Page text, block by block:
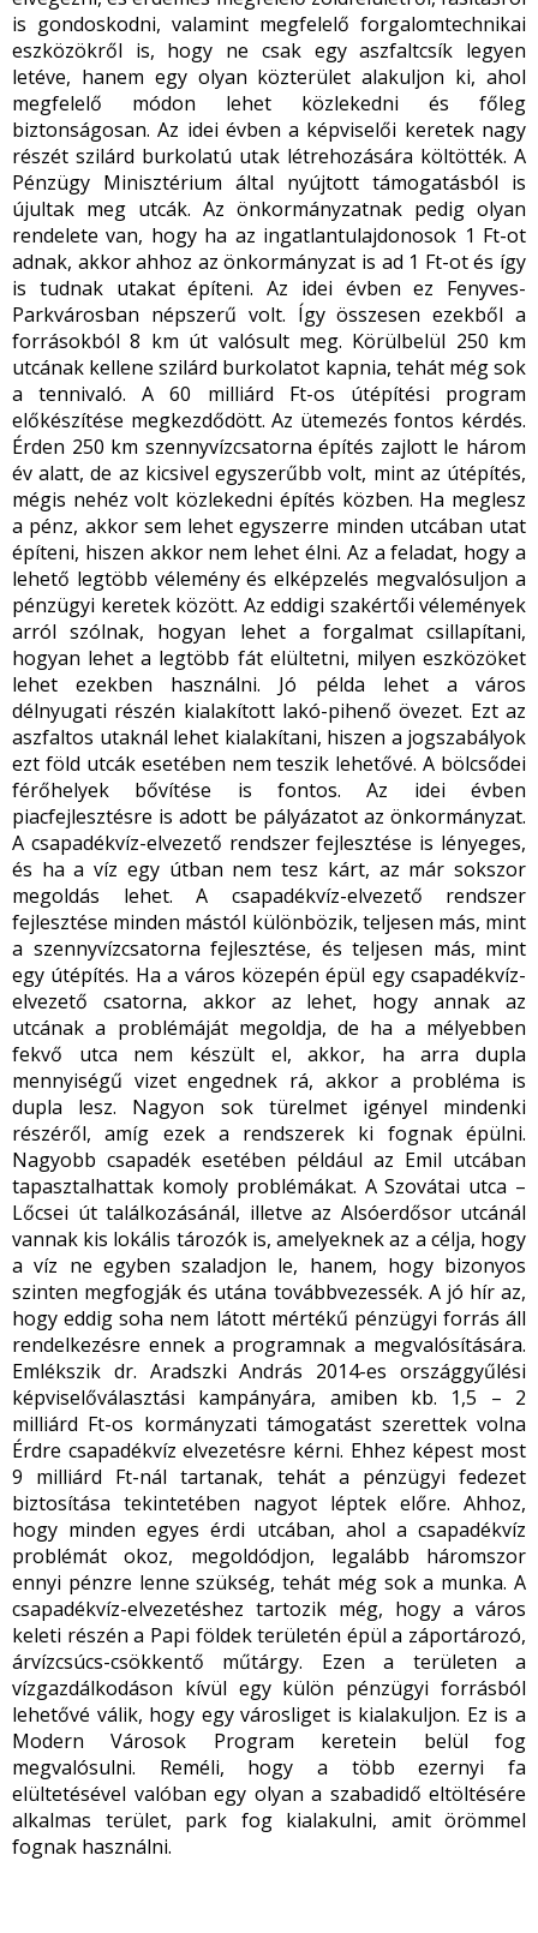
is gondoskodni, valamint megfelelő forgalomtechnikai
eszközökről is, hogy ne csak egy aszfaltcsík legyen
letéve, hanem egy olyan közterület alakuljon ki, ahol
megfelelő módon lehet közlekedni és főleg
biztonságosan. Az idei évben a képviselői keretek nagy
részét szilárd burkolatú utak létrehozására költötték. A
Pénzügy Minisztérium által nyújtott támogatásból is
újultak meg utcák. Az önkormányzatnak pedig olyan
rendelete van, hogy ha az ingatlantulajdonosok 1 Ft-ot
adnak, akkor ahhoz az önkormányzat is ad 1 Ft-ot és így
is tudnak utakat építeni. Az idei évben ez Fenyves-
Parkvárosban népszerű volt. Így összesen ezekből a
forrásokból 8 km út valósult meg. Körülbelül 250 km
utcának kellene szilárd burkolatot kapnia, tehát még sok
a tennivaló. A 60 milliárd Ft-os útépítési program
előkészítése megkezdődött. Az ütemezés fontos kérdés.
Érden 250 km szennyvízcsatorna építés zajlott le három
év alatt, de az kicsivel egyszerűbb volt, mint az útépítés,
mégis nehéz volt közlekedni építés közben. Ha meglesz
a pénz, akkor sem lehet egyszerre minden utcában utat
építeni, hiszen akkor nem lehet élni. Az a feladat, hogy a
lehető legtöbb vélemény és elképzelés megvalósuljon a
pénzügyi keretek között. Az eddigi szakértői vélemények
arról szólnak, hogyan lehet a forgalmat csillapítani,
hogyan lehet a legtöbb fát elültetni, milyen eszközöket
lehet ezekben használni. Jó példa lehet a város
délnyugati részén kialakított lakó-pihenő övezet. Ezt az
aszfaltos utaknál lehet kialakítani, hiszen a jogszabályok
ezt föld utcák esetében nem teszik lehetővé. A bölcsődei
férőhelyek bővítése is fontos. Az idei évben
piacfejlesztésre is adott be pályázatot az önkormányzat.
A csapadékvíz-elvezető rendszer fejlesztése is lényeges,
és ha a víz egy útban nem tesz kárt, az már sokszor
megoldás lehet. A csapadékvíz-elvezető rendszer
fejlesztése minden mástól különbözik, teljesen más, mint
a szennyvízcsatorna fejlesztése, és teljesen más, mint
egy útépítés. Ha a város közepén épül egy csapadékvíz-
elvezető csatorna, akkor az lehet, hogy annak az
utcának a problémáját megoldja, de ha a mélyebben
fekvő utca nem készült el, akkor, ha arra dupla
mennyiségű vizet engednek rá, akkor a probléma is
dupla lesz. Nagyon sok türelmet igényel mindenki
részéről, amíg ezek a rendszerek ki fognak épülni.
Nagyobb csapadék esetében például az Emil utcában
tapasztalhattak komoly problémákat. A Szovátai utca –
Lőcsei út találkozásánál, illetve az Alsóerdősor utcánál
vannak kis lokális tározók is, amelyeknek az a célja, hogy
a víz ne egyben szaladjon le, hanem, hogy bizonyos
szinten megfogják és utána továbbvezessék. A jó hír az,
hogy eddig soha nem látott mértékű pénzügyi forrás áll
rendelkezésre ennek a programnak a megvalósítására.
Emlékszik dr. Aradszki András 2014-es országgyűlési
képviselőválasztási kampányára, amiben kb. 1,5 – 2
milliárd Ft-os kormányzati támogatást szerettek volna
Érdre csapadékvíz elvezetésre kérni. Ehhez képest most
9 milliárd Ft-nál tartanak, tehát a pénzügyi fedezet
biztosítása tekintetében nagyot léptek előre. Ahhoz,
hogy minden egyes érdi utcában, ahol a csapadékvíz
problémát okoz, megoldódjon, legalább háromszor
ennyi pénzre lenne szükség, tehát még sok a munka. A
csapadékvíz-elvezetéshez tartozik még, hogy a város
keleti részén a Papi földek területén épül a záportározó,
árvízcsúcs-csökkentő műtárgy. Ezen a területen a
vízgazdálkodáson kívül egy külön pénzügyi forrásból
lehetővé válik, hogy egy városliget is kialakuljon. Ez is a
Modern Városok Program keretein belül fog
megvalósulni. Reméli, hogy a több ezernyi fa
elültetésével valóban egy olyan a szabadidő eltöltésére
alkalmas terület, park fog kialakulni, amit örömmel
fognak használni.